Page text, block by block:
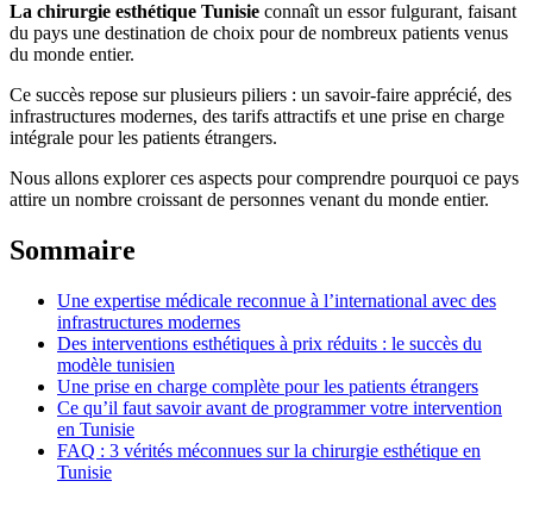
La chirurgie esthétique Tunisie connaît un essor fulgurant, faisant
du pays une destination de choix pour de nombreux patients venus
du monde entier.
Ce succès repose sur plusieurs piliers : un savoir-faire apprécié, des
infrastructures modernes, des tarifs attractifs et une prise en charge
intégrale pour les patients étrangers.
Nous allons explorer ces aspects pour comprendre pourquoi ce pays
attire un nombre croissant de personnes venant du monde entier.
Sommaire
Une expertise médicale reconnue à l’international avec des
infrastructures modernes
Des interventions esthétiques à prix réduits : le succès du
modèle tunisien
Une prise en charge complète pour les patients étrangers
Ce qu’il faut savoir avant de programmer votre intervention
en Tunisie
FAQ : 3 vérités méconnues sur la chirurgie esthétique en
Tunisie